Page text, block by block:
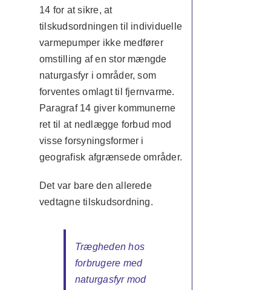
14 for at sikre, at
tilskudsordningen til individuelle
varmepumper ikke medfører
omstilling af en stor mængde
naturgasfyr i områder, som
forventes omlagt til fjernvarme.
Paragraf 14 giver kommunerne
ret til at nedlægge forbud mod
visse forsyningsformer i
geografisk afgrænsede områder.
Det var bare den allerede
vedtagne tilskudsordning.
Trægheden hos
forbrugere med
naturgasfyr mod